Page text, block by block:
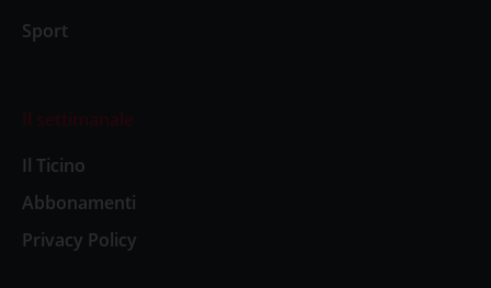
Sport
Il settimanale
Il Ticino
Abbonamenti
Privacy Policy